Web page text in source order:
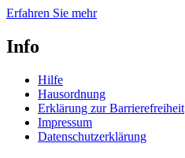
Erfahren Sie mehr
Info
Hilfe
Hausordnung
Erklärung zur Barrierefreiheit
Impressum
Datenschutzerklärung